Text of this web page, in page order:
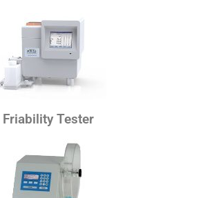
Friability Tester